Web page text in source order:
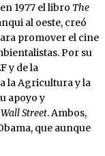
1977 el libro The
al oeste, creó
promover el cine
Por su
y de la
la Agricultura y la
apoyo y
Street. Ambos,
que aunque